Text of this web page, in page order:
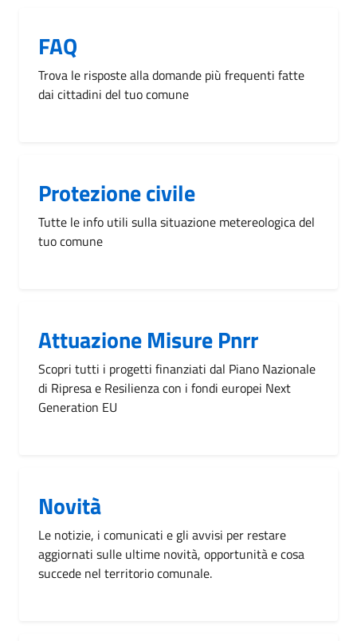
FAQ
Trova le risposte alla domande più frequenti fatte
dai cittadini del tuo comune
Protezione civile
Tutte le info utili sulla situazione metereologica del
tuo comune
Attuazione Misure Pnrr
Scopri tutti i progetti finanziati dal Piano Nazionale
di Ripresa e Resilienza con i fondi europei Next
Generation EU
Novità
Le notizie, i comunicati e gli avvisi per restare
aggiornati sulle ultime novità, opportunità e cosa
succede nel territorio comunale.